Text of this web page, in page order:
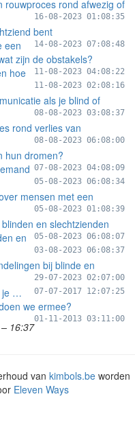
rouwproces rond afwezig of
16-08-2023 01:08:35
bent
14-08-2023 07:08:48
een
zijn de obstakels?
11-08-2023 04:08:22
hoe
11-08-2023 02:08:16
als je blind of
08-08-2023 03:08:37
rond verlies van
08-08-2023 06:08:00
hun dromen?
07-08-2023 04:08:09
05-08-2023 06:08:34
mensen met een
05-08-2023 01:08:39
en slechtzienden
05-08-2023 06:08:07
en
03-08-2023 06:08:37
bij blinde en
29-07-2023 02:07:00
je … 07-07-2017 12:07:25
we ermee?
01-11-2013 03:11:00
16:37
van kimbols.beworden
Eleven Ways